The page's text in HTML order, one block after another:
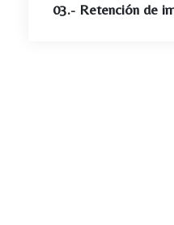
03.- Retención de